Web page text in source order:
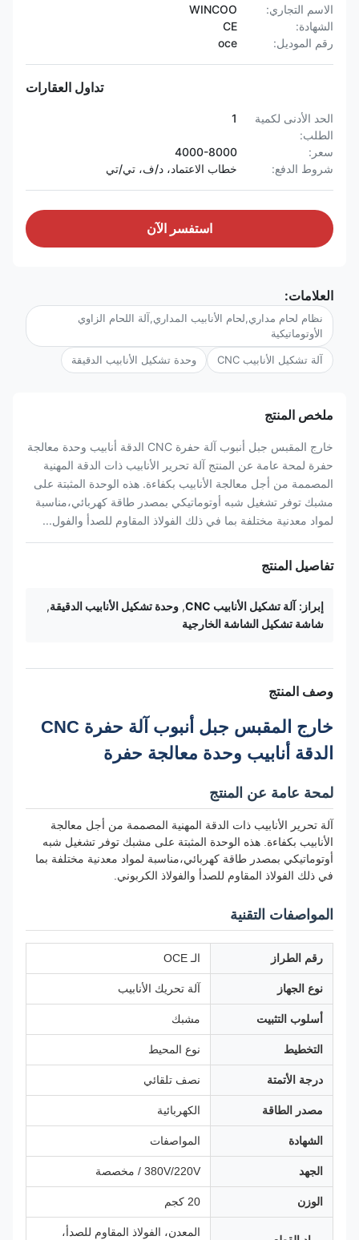
الاسم التجاري:
WINCOO
الشهادة:
CE
رقم الموديل:
oce
تداول العقارات
الحد الأدنى لكمية
الطلب:
1
سعر:
4000-8000
شروط الدفع:
خطاب الاعتماد، د/ف، تي/تي
استفسر الآن
العلامات:
نظام لحام مداري,لحام الأنابيب المداري,آلة اللحام الزاوي
الأوتوماتيكية
آلة تشكيل الأنابيب CNC وحدة تشكيل الأنابيب الدقيقة
ملخص المنتج
خارج المقبس جبل أنبوب آلة حفرة CNC الدقة أنابيب وحدة معالجة
حفرة لمحة عامة عن المنتج آلة تحرير الأنابيب ذات الدقة المهنية
المصممة من أجل معالجة الأنابيب بكفاءة. هذه الوحدة المثبتة على
مشبك توفر تشغيل شبه أوتوماتيكي بمصدر طاقة كهربائي،مناسبة
لمواد معدنية مختلفة بما في ذلك الفولاذ المقاوم للصدأ والفول...
تفاصيل المنتج
إبراز: آلة تشكيل الأنابيب CNC , وحدة تشكيل الأنابيب الدقيقة,
شاشة تشكيل الشاشة الخارجية
وصف المنتج
خارج المقبس جبل أنبوب آلة حفرة CNC
الدقة أنابيب وحدة معالجة حفرة
لمحة عامة عن المنتج
آلة تحرير الأنابيب ذات الدقة المهنية المصممة من أجل معالجة
الأنابيب بكفاءة. هذه الوحدة المثبتة على مشبك توفر تشغيل شبه
أوتوماتيكي بمصدر طاقة كهربائي،مناسبة لمواد معدنية مختلفة بما
في ذلك الفولاذ المقاوم للصدأ والفولاذ الكربوني.
المواصفات التقنية
رقم الطراز الـ OCE
نوع الجهاز آلة تحريك الأنابيب
أسلوب التثبيت مشبك
التخطيط نوع المحيط
درجة الأتمتة نصف تلقائي
مصدر الطاقة الكهربائية
الشهادة المواصفات
الجهد 380V/220V / مخصصة
الوزن 20 كجم
المعدن، الفولاذ المقاوم للصدأ،